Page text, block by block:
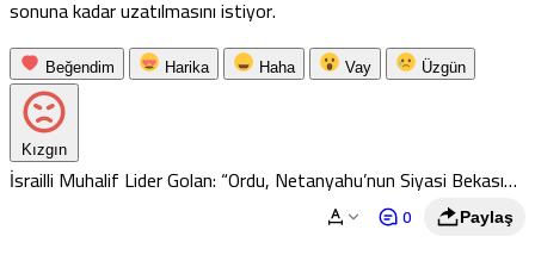
sonuna kadar uzatılmasını istiyor.
Beğendim Harika Haha Vay Üzgün
Kızgın
İsrailli Muhalif Lider Golan: “Ordu, Netanyahu’nun Siyasi Bekası
0 Paylaş